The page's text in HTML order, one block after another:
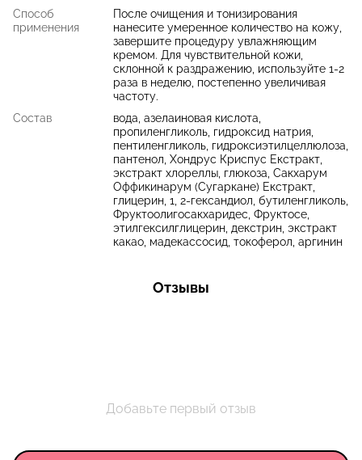
Способ
применения
После очищения и тонизирования
нанесите умеренное количество на кожу,
завершите процедуру увлажняющим
кремом. Для чувствительной кожи,
склонной к раздражению, используйте 1-2
раза в неделю, постепенно увеличивая
частоту.
Состав
вода, азелаиновая кислота,
пропиленгликоль, гидроксид натрия,
пентиленгликоль, гидроксиэтилцеллюлоза,
пантенол, Хондрус Криспус Екстракт,
экстракт хлореллы, глюкоза, Сакхарум
Оффикинарум (Сугаркане) Екстракт,
глицерин, 1, 2-гександиол, бутиленгликоль,
Фруктоолигосакхаридес, Фруктосе,
этилгексилглицерин, декстрин, экстракт
какао, мадекассосид, токоферол, аргинин
Отзывы
Добавьте первый отзыв